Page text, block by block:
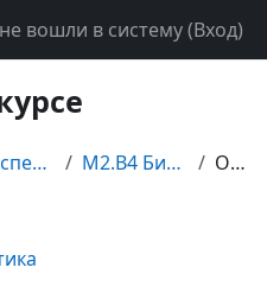
вошли в систему (Вход)
Магистратура специальности "Статистика" М2.В4 Бизнес-статистика Описание